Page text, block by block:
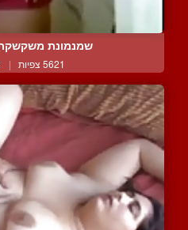
שמנמונת
5621 צפיות |